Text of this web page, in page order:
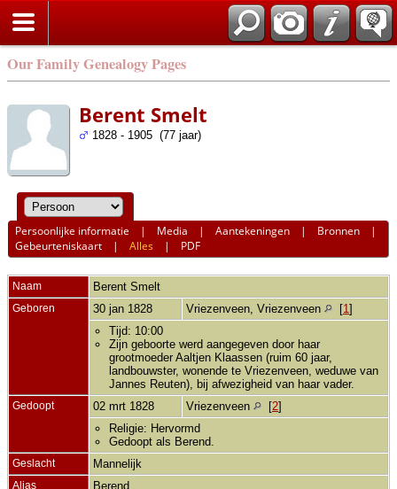
Our Family Genealogy Pages
Berent Smelt
1828 - 1905 (77 jaar)
Persoonlijke informatie | Media |Aantekeningen | Bronnen |
Gebeurteniskaart |Alles | PDF
Naam Berent Smelt
Geboren 30 jan 1828 Vriezenveen, Vriezenveen [1 ]
Tijd: 10:00
Zijn geboorte werd aangegeven door haar
grootmoeder Aaltjen Klaassen (ruim 60 jaar,
landbouwster, wonende te Vriezenveen, weduwe van
Jannes Reuten), bij afwezigheid van haar vader.
Gedoopt 02 mrt 1828 Vriezenveen [2]
Religie: Hervormd
Gedoopt als Berend.
Geslacht Mannelijk
Alias Berend